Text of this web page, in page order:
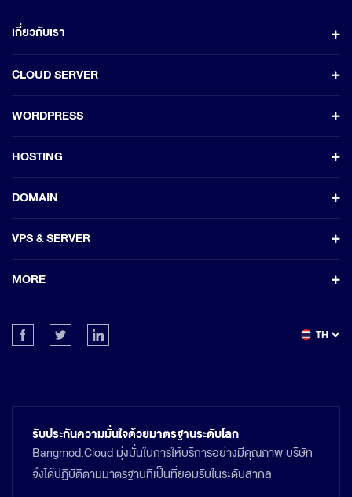
เกี่ยวกับเรา
CLOUD SERVER
WORDPRESS
HOSTING
DOMAIN
VPS & SERVER
MORE
TH
รับประกันความมั่นใจด้วยมาตรฐานระดับโลก
Bangmod.Cloud มุ่งมั่นในการให้บริการอย่างมีคุณภาพ บริษัท
จึงได้ปฏิบัติตามมาตรฐานที่เป็นที่ยอมรับในระดับสากล